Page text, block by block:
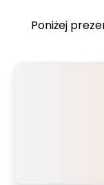
Poniżej